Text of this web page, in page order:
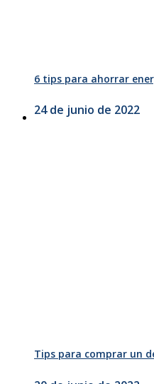
6 tips para ahorrar
24 de junio de 2022
Tips para comprar un